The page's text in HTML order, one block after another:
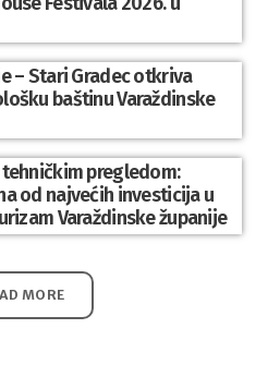
– Stari Gradec otkriva
baštinu Varaždinske
pregledom:
od najvećih investicija u
Varaždinske županije
MORE